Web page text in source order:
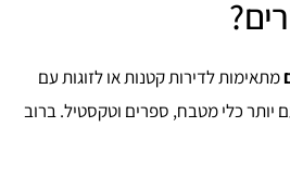
מתאימות לדירות קטנות או לזוגות עם
יותר כלי מטבח, ספרים וטקסטיל. ברוב